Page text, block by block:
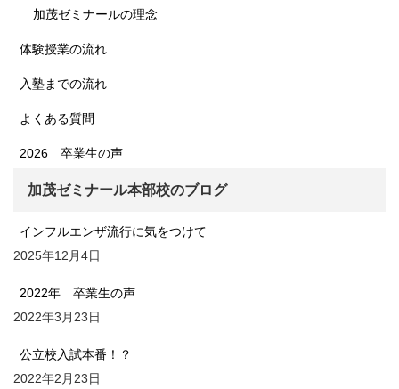
加茂ゼミナールの理念
体験授業の流れ
入塾までの流れ
よくある質問
2026 卒業生の声
加茂ゼミナール本部校のブログ
インフルエンザ流行に気をつけて
2025年12月4日
2022年 卒業生の声
2022年3月23日
公立校入試本番！？
2022年2月23日